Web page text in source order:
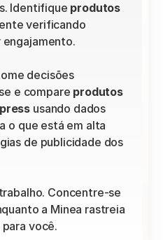
Identifique produtos
verificando
engajamento.
decisões
e compare produtos
usando dados
o que está em alta
de publicidade dos
Concentre-se
a Minea rastreia
você.